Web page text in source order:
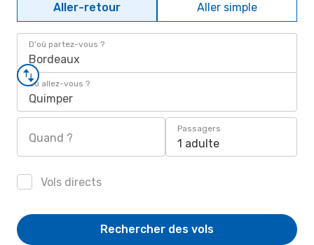
Aller-retour Aller simple
D'où partez-vous ?
Bordeaux
Où allez-vous ?
Quimper
Quand ?
Passagers
1 adulte
Vols directs
Rechercher des vols